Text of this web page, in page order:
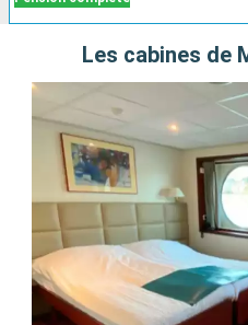
Les cabines de